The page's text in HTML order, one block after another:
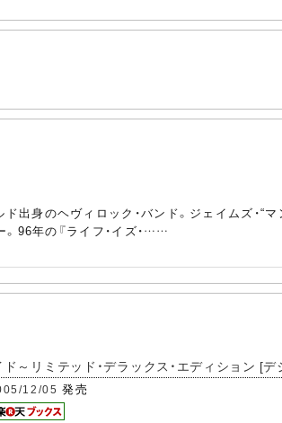
身のヘヴィロック・バンド。ジェイムズ・“マ
96年の『ライフ・イズ・……
イド～リミテッド・デラックス・エディション
12/05 発売